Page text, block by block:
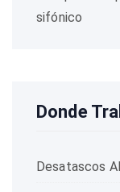
sifónico
Donde
Desatascos